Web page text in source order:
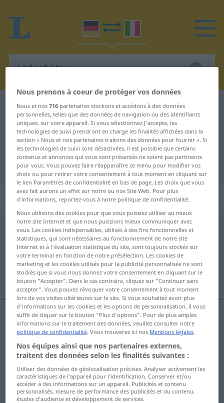
Dictionnaire Allemand-Italien Ladenhüter
Traduction Allemand-Italien de
"Ladenhüter"
"Ladenhüter" - traduction Italien
„Ladenhüter“: Maskulinum
Ladenhüterm
Vue d'ensemble de toutes les traductions
(Pour plus d'informations, cliquez sur/touchez la traduction)
fondo di magazzino
fondomdimagazzino Ladenhüter
Nous prenons à coeur de protéger vos données
Nous et nos716 partenaires stockons et accédons à des données
personnelles, telles que des données de navigation ou des identifiants
uniques, sur votre appareil. Si vous sélectionnez J'accepte, les
technologies de suivi prendront en charge les finalités affichées dans la
section « Nous et nos partenaires traitons des données pour fournir ». Si
les technologies de suivi sont désactivées, il est possible que certains
contenus et annonces qui vous sont présentés ne soient pas pertinents
pour vous. Vous pouvez faire réapparaître ce menu pour modifier vos
choix ou pour retirer votre consentement à tout moment en cliquant sur
le lien Paramètres de confidentialité en bas de page. Les choix que vous
avez fait aurons un effet sur notre ou nos Site Web. Pour plus
d’informations, reportez-vous à notre politique de confidentialité.
Nous utilisons des cookies pour que vous puissiez utiliser au mieux
notre site Internet et que nous puissions mieux communiquer avec
vous. Les cookies indispensables, utilisés à des fins fonctionnelles et
statistiques, qui sont nécessaires au fonctionnement de notre site
Internet et à l'évaluation statistique du site, sont toujours stockés sur
votre terminal en fonction de notre présélection. Les cookies de
marketing et les cookies utilisés pour la publicité personnalisée ne sont
stockés que si vous nous donnez votre consentement en cliquant sur le
bouton "Accepter". Dans le cas contraire, cliquez sur "Continuer sans
accepter". Vous pouvez révoquer votre consentement à tout moment
lors de vos visites ultérieures sur le site. Si vous souhaitez avoir plus
d'informations sur les cookies et les options de personnalisation, il vous
suffit de cliquer sur le bouton "Plus d'options". Pour de plus amples
informations sur le traitement des données, veuillez consulter notre
politique de confidentialité. Vous trouverez ici nos Mentions légales.
Nos équipes ainsi que nos partenaires externes,
traitent des données selon les finalités suivantes :
Utiliser des données de géolocalisation précises. Analyser activement les
caractéristiques de l’appareil pour l’identification. Conserver et/ou
accéder à des informations sur un appareil. Publicités et contenu
personnalisés, mesure de performance des publicités et du contenu,
études d’audience et développement de services.